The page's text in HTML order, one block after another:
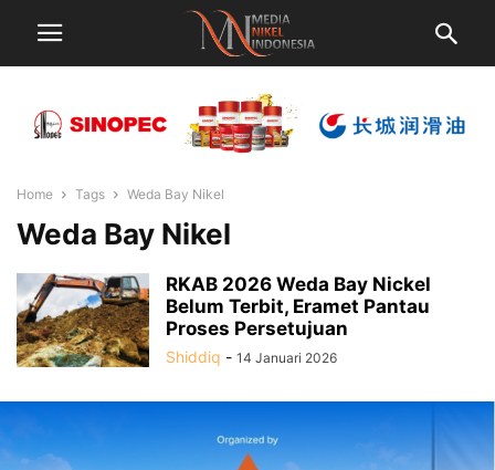
Home Tags Weda Bay Nikel
Weda Bay Nikel
RKAB 2026 Weda Bay Nickel
Belum Terbit, Eramet Pantau
Proses Persetujuan
Shiddiq - 14 Januari 2026